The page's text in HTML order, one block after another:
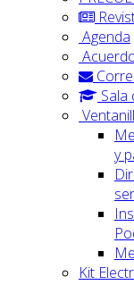
Agenda
Sala
y
Kit